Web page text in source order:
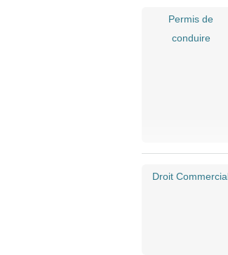
Permis de
conduire
Droit Commercial